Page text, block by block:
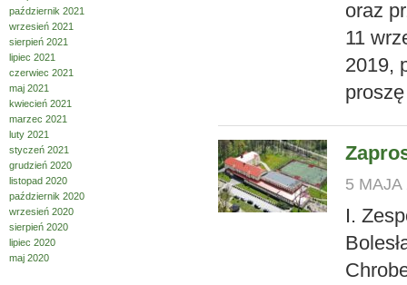
październik 2021
wrzesień 2021
sierpień 2021
lipiec 2021
czerwiec 2021
maj 2021
kwiecień 2021
marzec 2021
luty 2021
styczeń 2021
grudzień 2020
listopad 2020
październik 2020
wrzesień 2020
sierpień 2020
lipiec 2020
maj 2020
oraz
11
2019,
5
I.